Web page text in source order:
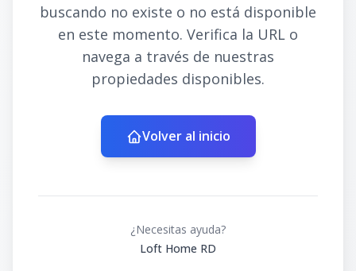
buscando no existe o no está disponible
en este momento. Verifica la URL o
navega a través de nuestras
propiedades disponibles.
Volver al inicio
¿Necesitas ayuda?
Loft Home RD